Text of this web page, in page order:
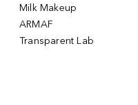
Milk Makeup
ARMAF
Transparent Lab